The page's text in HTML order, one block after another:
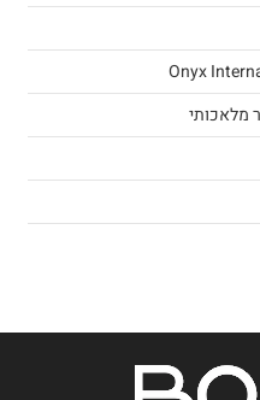
Onyx
מלאכותי